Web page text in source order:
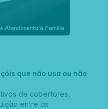
que não usa ou não
de cobertores,
entre as